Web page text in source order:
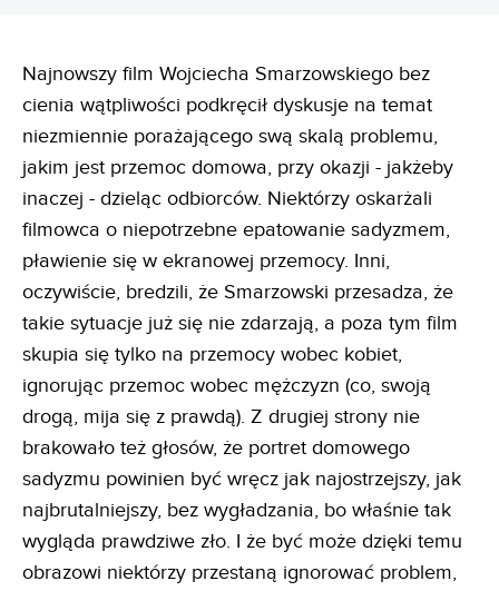
Najnowszy film Wojciecha Smarzowskiego bez
cienia wątpliwości podkręcił dyskusje na temat
niezmiennie porażającego swą skalą problemu,
jakim jest przemoc domowa, przy okazji - jakżeby
inaczej - dzieląc odbiorców. Niektórzy oskarżali
filmowca o niepotrzebne epatowanie sadyzmem,
pławienie się w ekranowej przemocy. Inni,
oczywiście, bredzili, że Smarzowski przesadza, że
takie sytuacje już się nie zdarzają, a poza tym film
skupia się tylko na przemocy wobec kobiet,
ignorując przemoc wobec mężczyzn (co, swoją
drogą, mija się z prawdą). Z drugiej strony nie
brakowało też głosów, że portret domowego
sadyzmu powinien być wręcz jak najostrzejszy, jak
najbrutalniejszy, bez wygładzania, bo właśnie tak
wygląda prawdziwe zło. I że być może dzięki temu
obrazowi niektórzy przestaną ignorować problem,